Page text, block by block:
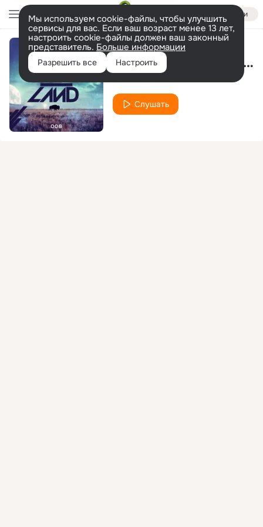
Войти
Мы используем cookie-файлы, чтобы улучшить
сервисы для вас. Если ваш возраст менее 13 лет,
настроить cookie-файлы должен ваш законный
представитель. Больше информации
Разрешить все Настроить Be Bop a Lula (Maurizio Gubellini Mix)
Слушать